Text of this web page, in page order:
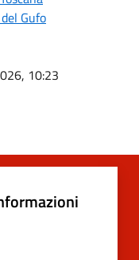
Gufo
10:23